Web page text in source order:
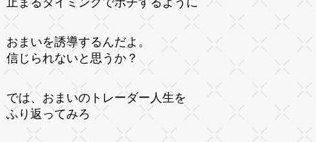
おまいを誘導するんだよ。
信じられないと思うか？
では、おまいのトレーダー人生を
ふり返ってみろ